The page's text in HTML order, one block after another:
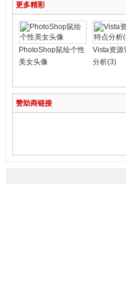
更多精彩
PhotoShop鼠绘个性
美女头像
Vista资源
分析(3)
赞助商链接